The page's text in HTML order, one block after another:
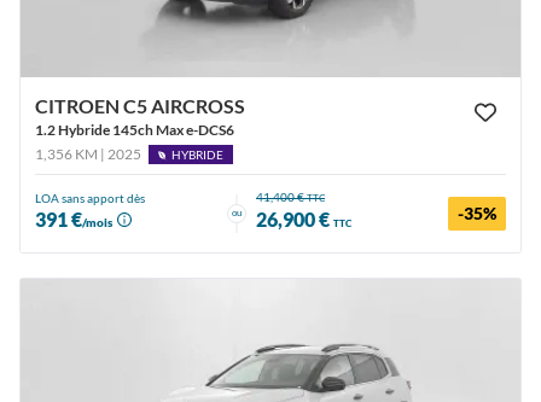
CITROEN C5 AIRCROSS
1.2 Hybride 145ch Max e-DCS6
1,356 KM | 2025
HYBRIDE
LOA sans apport dès
391 €/mois
ou
41,400 €TTC
26,900 € TTC -35%